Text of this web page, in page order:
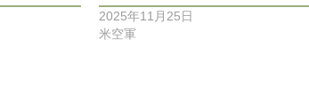
2025年11月25日
米空軍